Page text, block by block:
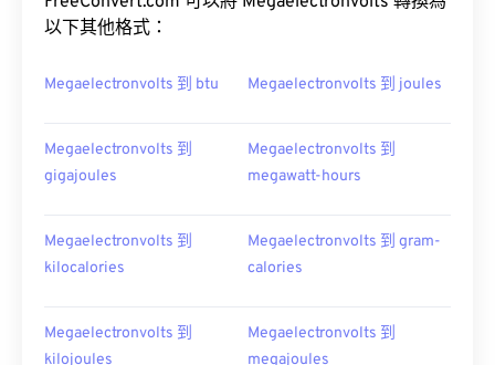
以下其他格式：
Megaelectronvolts 到 btu Megaelectronvolts 到 joules
Megaelectronvolts 到
gigajoules
Megaelectronvolts 到
megawatt-hours
Megaelectronvolts 到
kilocalories
Megaelectronvolts 到 gram-
calories
Megaelectronvolts 到
kilojoules
Megaelectronvolts 到
megajoules